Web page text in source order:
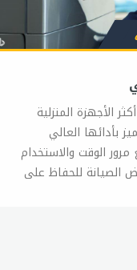
الأجهزة المنزلية
بأدائها العالي
الوقت والاستخدام
الصيانة للحفاظ على